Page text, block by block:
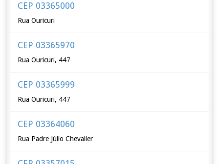
CEP 03365000
Rua Ouricuri
CEP 03365970
Rua Ouricuri, 447
CEP 03365999
Rua Ouricuri, 447
CEP 03364060
Rua Padre Júlio Chevalier